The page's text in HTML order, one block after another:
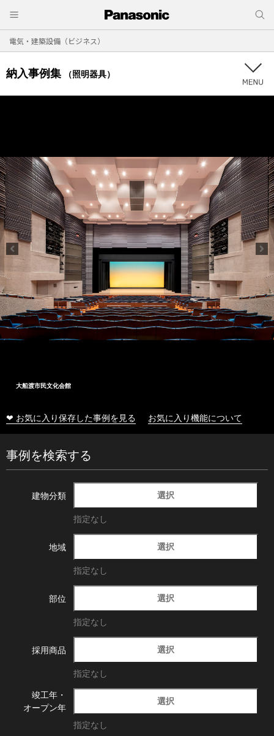
電気・建築設備（ビジネス）
納入事例集 （照明器具）
大船渡市民文化会館
❤ お気に入り保存した事例を見る お気に入り機能について
事例を検索する
建物分類 選択
指定なし
地域 選択
指定なし
部位 選択
指定なし
採用商品 選択
指定なし
竣工年・
オープン年
選択
指定なし